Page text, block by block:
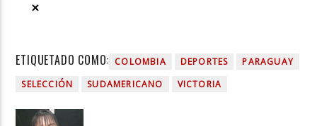
ETIQUETADO COMO: COLOMBIA DEPORTES
PARAGUAY
SELECCIÓN
SUDAMERICANO VICTORIA